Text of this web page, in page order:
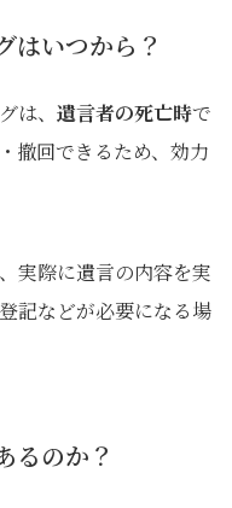
はいつから？
は、 遺言者の死亡時で
撤回できるため、効力
実際に遺言の内容を実
記などが必要になる場
るのか？